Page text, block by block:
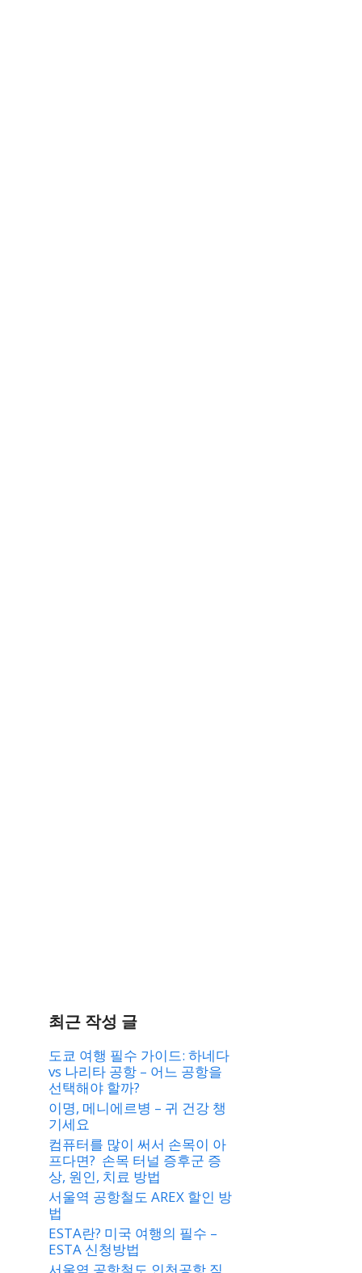
최근 작성 글
도쿄 여행 필수 가이드: 하네다
vs 나리타 공항 – 어느 공항을
선택해야 할까?
이명, 메니에르병 – 귀 건강 챙
기세요
컴퓨터를 많이 써서 손목이 아
프다면? 손목 터널 증후군 증
상, 원인, 치료 방법
서울역 공항철도 AREX 할인 방
법
ESTA란? 미국 여행의 필수 –
ESTA 신청방법
서울역 공항철도 인천공항 직